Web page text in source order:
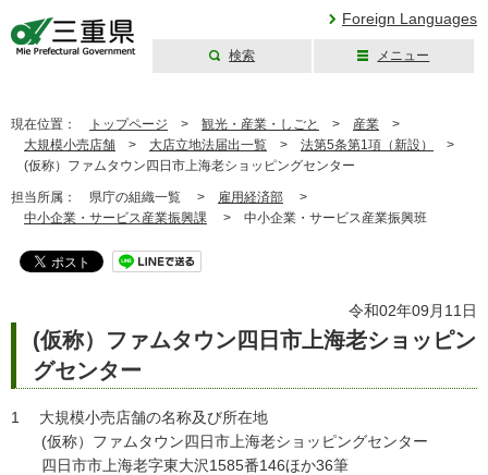
Foreign Languages
検索 メニュー
現在位置： トップページ > 観光・産業・しごと > 産業 >
大規模小売店舗 > 大店立地法届出一覧 > 法第5条第1項（新設）
>
(仮称）ファムタウン四日市上海老ショッピングセンター
担当所属： 県庁の組織一覧 > 雇用経済部 >
中小企業・サービス産業振興課 > 中小企業・サービス産業振興班
令和02年09月11日
(仮称）ファムタウン四日市上海老ショッピン
グセンター
1 大規模小売店舗の名称及び所在地
(仮称）ファムタウン四日市上海老ショッピングセンター
四日市市上海老字東大沢1585番146ほか36筆